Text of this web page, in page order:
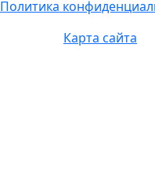
Политика
Карта сайта